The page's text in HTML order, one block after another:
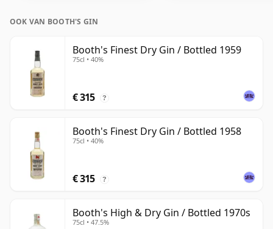
OOK VAN BOOTH'S GIN
Booth's Finest Dry Gin / Bottled 1959
75cl • 40%
€ 315 ?
Booth's Finest Dry Gin / Bottled 1958
75cl • 40%
€ 315 ?
Booth's High & Dry Gin / Bottled 1970s
75cl • 47.5%